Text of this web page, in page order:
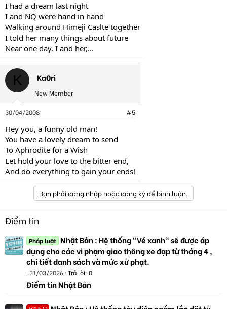
I had a dream last night
I and NQ were hand in hand
Walking around Himeji Caslte together
I told her many things about future
Near one day, I and her,...
K Ka0ri
New Member
30/04/2008 #5
Hey you, a funny old man!
You have a lovely dream to send
To Aphrodite for a Wish
Let hold your love to the bitter end,
And do everything to gain your ends!
Bạn phải đăng nhập hoặc đăng ký để bình luận.
Điểm tin
Pháp luật Nhật Bản : Hệ thống "Vé xanh" sẽ được áp
dụng cho các vi phạm giao thông xe đạp từ tháng 4 ,
chi tiết danh sách và mức xử phạt.
31/03/2026 Trả lời: 0
Điểm tin Nhật Bản